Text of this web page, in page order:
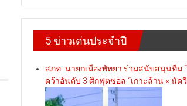
5 ข่าวเด่นประจำปี
สภท.-นายกเมืองพัทยา ร่วมสนับสนุนทีม
คว้าอันดับ 3 ศึกฟุตซอล “เกาะล้าน × นัควี